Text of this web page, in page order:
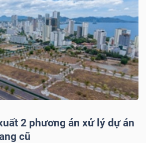
2 phương án xử lý dự án
cũChỉ số Chứng chỉ quỹ